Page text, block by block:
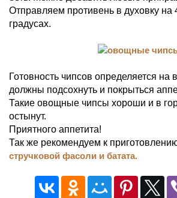
Отправляем противень в духовку на
градусах.
Готовность чипсов определяется на
должны подсохнуть и покрыться
Такие овощные чипсы хороши и в
остынут.
Приятного аппетита!
Так же рекомендуем к
стручковой фасоли и батата.